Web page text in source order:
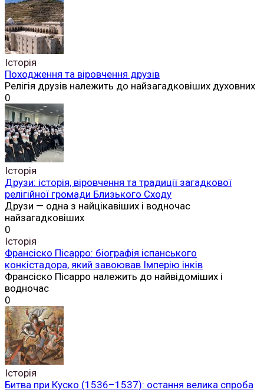
Історія
Походження та віровчення друзів
Релігія друзів належить до найзагадковіших духовних
0
Історія
Друзи: історія, віровчення та традиції загадкової
релігійної громади Близького Сходу
Друзи — одна з найцікавіших і водночас
найзагадковіших
0
Історія
Франсіско Пісарро: біографія іспанського
конкістадора, який завоював Імперію інків
Франсіско Пісарро належить до найвідоміших і
водночас
0
Історія
Битва при Куско (1536–1537): остання велика спроба